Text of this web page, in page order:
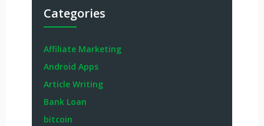
Categories
Affiliate Marketing
Android Apps
Article Writing
Bank Loan
bitcoin